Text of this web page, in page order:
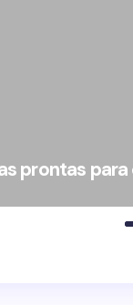
prontas